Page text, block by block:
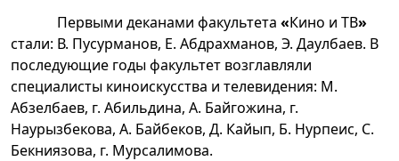
Первыми деканами факультета «Кино и ТВ»
стали: В. Пусурманов, Е. Абдрахманов, Э. Даулбаев. В
последующие годы факультет возглавляли
специалисты киноискусства и телевидения: М.
Абзелбаев, г. Абильдина, А. Байгожина, г.
Наурызбекова, А. Байбеков, Д. Кайып, Б. Нурпеис, С.
Бекниязова, г. Мурсалимова.